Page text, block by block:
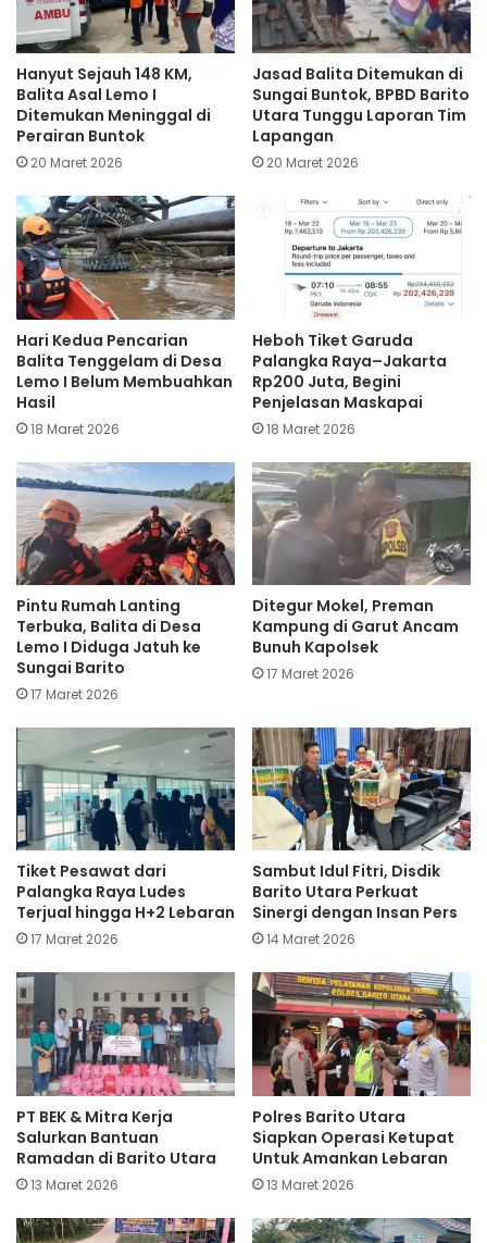
Hanyut Sejauh 148 KM,
Balita Asal Lemo I
Ditemukan Meninggal di
Perairan Buntok
20 Maret 2026
Jasad Balita Ditemukan di
Sungai Buntok, BPBD Barito
Utara Tunggu Laporan Tim
Lapangan
20 Maret 2026
Hari Kedua Pencarian
Balita Tenggelam di Desa
Lemo I Belum Membuahkan
Hasil
18 Maret 2026
Heboh Tiket Garuda
Palangka Raya–Jakarta
Rp200 Juta, Begini
Penjelasan Maskapai
18 Maret 2026
Pintu Rumah Lanting
Terbuka, Balita di Desa
Lemo I Diduga Jatuh ke
Sungai Barito
17 Maret 2026
Ditegur Mokel, Preman
Kampung di Garut Ancam
Bunuh Kapolsek
17 Maret 2026
Tiket Pesawat dari
Palangka Raya Ludes
Terjual hingga H+2 Lebaran
17 Maret 2026
Sambut Idul Fitri, Disdik
Barito Utara Perkuat
Sinergi dengan Insan Pers
14 Maret 2026
PT BEK & Mitra Kerja
Salurkan Bantuan
Ramadan di Barito Utara
13 Maret 2026
Polres Barito Utara
Siapkan Operasi Ketupat
Untuk Amankan Lebaran
13 Maret 2026